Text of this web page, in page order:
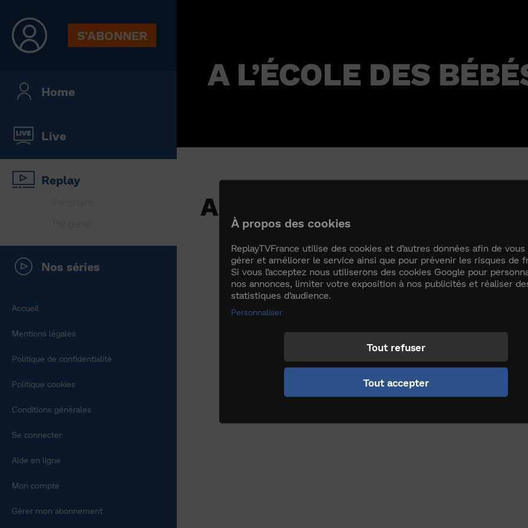
S'ABONNER
Home
Live
Replay
Par chaine
Par genre
Nos séries
Accueil
Mentions légales
Politique de confidentialité
Politique cookies
Conditions générales
Se connecter
Aide en ligne
Mon compte
Gérer mon abonnement
A L’ÉCOLE DES
A L’ÉCOLE DES BÉBÉS
À propos des cookies
ReplayTVFrance utilise des cookies et d’autres données afin de vous
gérer et améliorer le service ainsi que pour prévenir les risques de
Si vous l’acceptez nous utiliserons des cookies Google pour
nos annonces, limiter votre exposition à nos publicités et réaliser
statistiques d’audience.
Personnaliser
Tout refuser
Tout accepter